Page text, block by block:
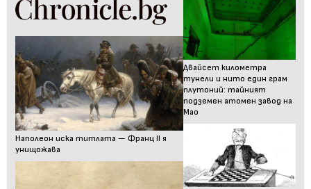
Наполеон иска титлата — Франц II я
унищожава
Двайсет километра
тунели и нито един грам
плутоний: тайният
подземен атомен завод на
Мао